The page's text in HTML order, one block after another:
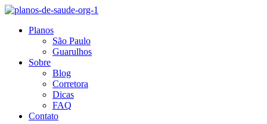
Ir
Planos
São Paulo
Guarulhos
Sobre
Blog
Corretora
Dicas
FAQ
Contato